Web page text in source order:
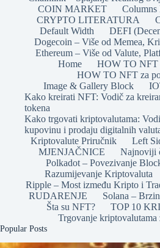
COIN MARKET
Columns
CRYPTO LITERATURA
Default Width
DEFI
Dogecoin – Više od Memea,
Ethereum – Više od Valute,
Home
HOW TO NFT
HOW TO NFT za
Image & Gallery Block
Kako kreirati NFT: Vodič za
tokena
Kako trgovati kriptovalutama:
kupovinu i prodaju digitalnih
Kriptovalute Priručnik
Left
MJENJAČNICE
Najnoviji
Polkadot – Povezivanje
Razumijevanje Kriptovaluta
Ripple – Most između Kripto i
RUDARENJE
Solana –
Šta su NFT?
TOP 10
Trgovanje kriptovalutama
Popular Posts